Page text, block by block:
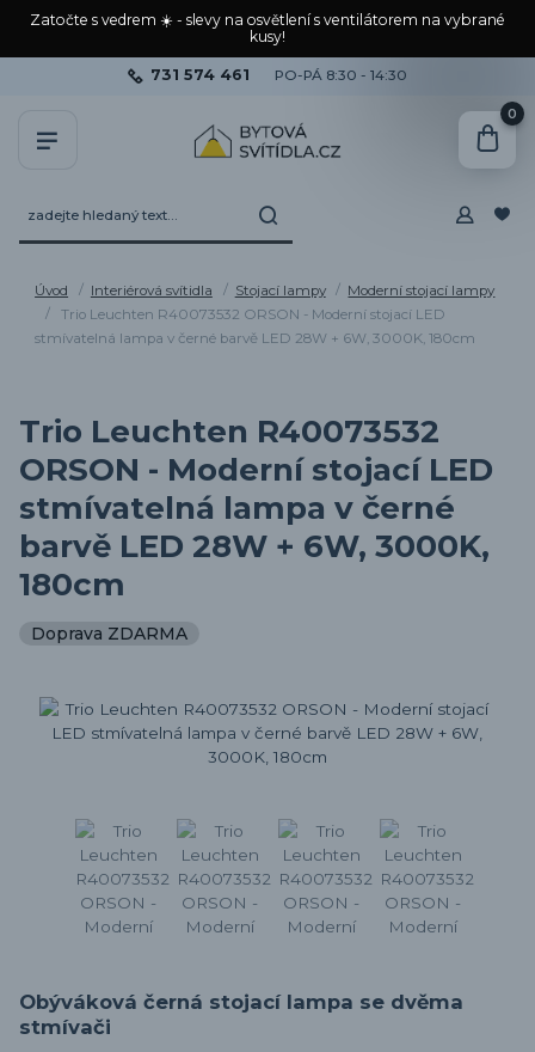
Zatočte s vedrem ☀️ - slevy na osvětlení s ventilátorem na vybrané
kusy!
731 574 461 PO-PÁ 8:30 - 14:30
0
Úvod Interiérová svítidla Stojací lampy
Moderní stojací lampy
Trio Leuchten R40073532 ORSON - Moderní stojací LED
stmívatelná lampa v černé barvě LED 28W + 6W, 3000K, 180cm
Trio Leuchten R40073532
ORSON - Moderní stojací LED
stmívatelná lampa v černé
barvě LED 28W + 6W, 3000K,
180cm
Doprava ZDARMA
Obýváková černá stojací lampa se dvěma
stmívači